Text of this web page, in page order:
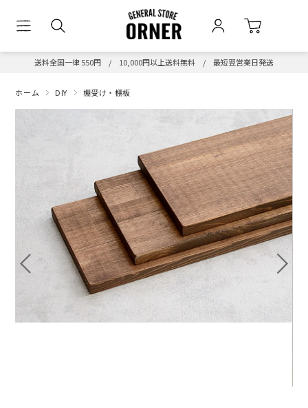
送料全国一律 550円 / 10,000円以上送料無料 / 最短翌営業日発送
ホーム DIY 棚受け・棚板